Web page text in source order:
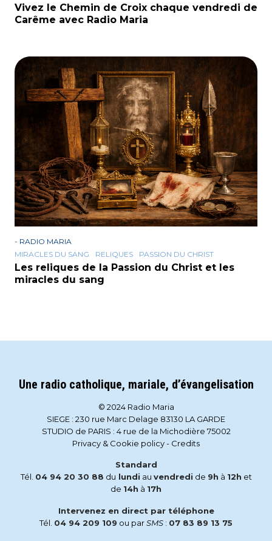
Vivez le Chemin de Croix chaque vendredi de
Carême avec Radio Maria
- RADIO MARIA
MIRACLES DU SANG
RELIQUES PASSION DU CHRIST
Les reliques de la Passion du Christ et les
miracles du sang
Une radio catholique, mariale, d’évangelisation
© 2024 Radio Maria
SIEGE : 230 rue Marc Delage 83130 LA GARDE
STUDIO de PARIS : 4 rue de la Michodière 75002
Privacy & Cookie policy- Credits
Standard
Tél. 04 94 20 30 88 du lundi au vendredi de 9h à 12h et
de 14h à 17h
Intervenez en direct par téléphone
Tél. 04 94 209 109 ou parSMS : 07 83 89 13 75